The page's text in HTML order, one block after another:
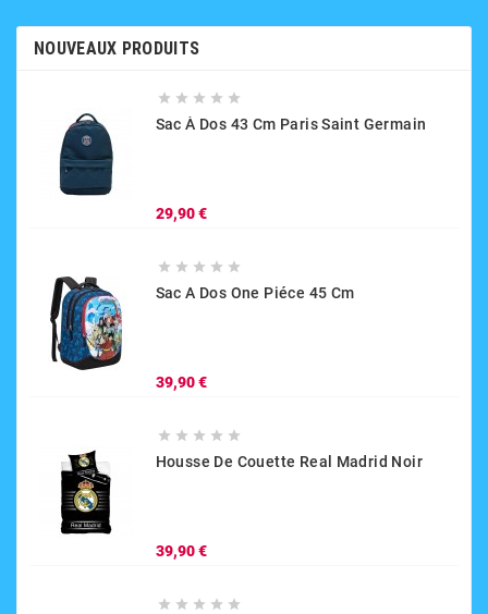
NOUVEAUX PRODUITS
    
Sac À Dos 43 Cm Paris Saint Germain
29,90 €Prix
    
Sac A Dos One Piéce 45 Cm
39,90 €Prix
    
Housse De Couette Real Madrid Noir
39,90 €Prix
    